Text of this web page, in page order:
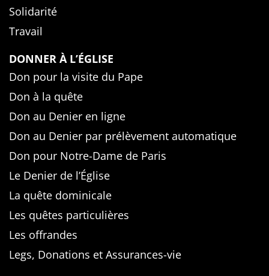
Solidarité
Travail
DONNER À L’ÉGLISE
Don pour la visite du Pape
Don à la quête
Don au Denier en ligne
Don au Denier par prélèvement automatique
Don pour Notre-Dame de Paris
Le Denier de l’Église
La quête dominicale
Les quêtes particulières
Les offrandes
Legs, Donations et Assurances-vie